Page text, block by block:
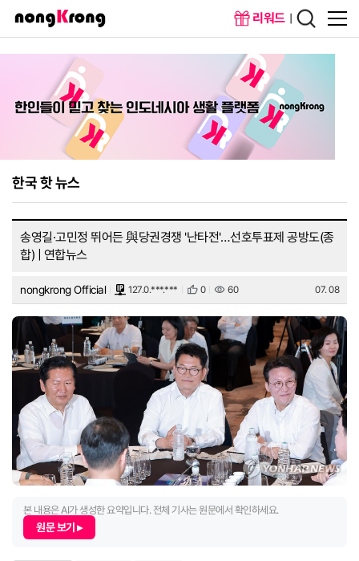
리워드
한국 핫 뉴스
송영길·고민정 뛰어든 與당권경쟁 '난타전'…선호투표제 공방도(종
합) | 연합뉴스
nongkrong Official 127.0.***.*** 0 60 07. 08
본 내용은 AI가 생성한 요약입니다. 전체 기사는 원문에서 확인하세요.
원문 보기 ▸
메인화면